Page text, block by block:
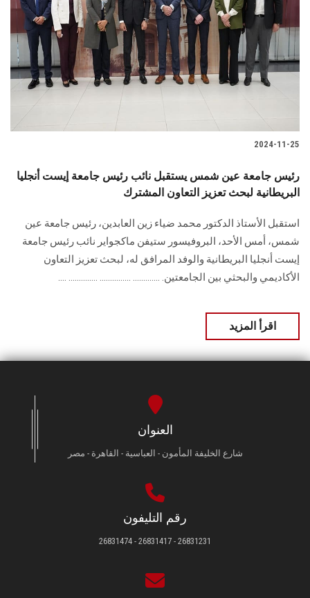
الطلاب
هيئة التدريس
الدراسات العليا
سجل الان
2024-11-25
رئيس جامعة عين شمس يستقبل نائب رئيس جامعة إيست أنجليا
البريطانية لبحث تعزيز التعاون المشترك
استقبل الأستاذ الدكتور محمد ضياء زين العابدين، رئيس جامعة عين
شمس، أمس الأحد، ‏البروفيسور ستيفن ماكجواير نائب رئيس جامعة
إيست أنجليا البريطانية والوفد المرافق له، لبحث ‏تعزيز التعاون
الأكاديمي والبحثي بين الجامعتين‎.‎ ............. ............... .............. ....
اقرأ المزيد
العنوان
شارع الخليفة المأمون - العباسية - القاهرة - مصر
رقم التليفون
26831231 - 26831417 - 26831474